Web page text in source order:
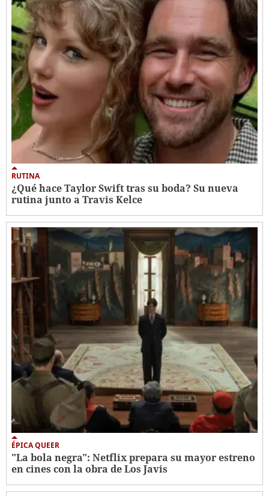
RUTINA
¿Qué hace Taylor Swift tras su boda? Su nueva
rutina junto a Travis Kelce
ÉPICA QUEER
"La bola negra": Netflix prepara su mayor estreno
en cines con la obra de Los Javis